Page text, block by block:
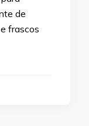
de
frascos